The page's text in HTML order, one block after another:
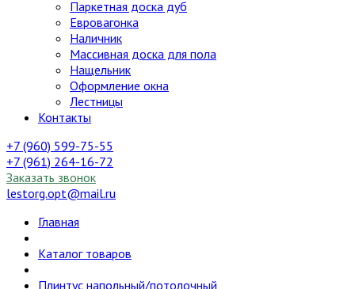
Паркетная доска дуб
Евровагонка
Наличник
Массивная доска для пола
Нащельник
Оформление окна
Лестницы
Контакты
+7 (960) 599-75-55
+7 (961) 264-16-72
Заказать звонок
lestorg.opt@mail.ru
Главная
Каталог товаров
Плинтус напольный/потолочный